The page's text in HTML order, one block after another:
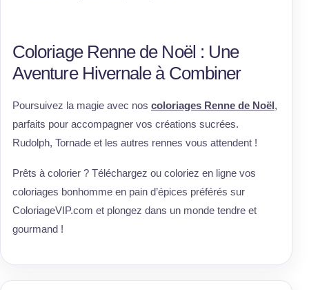
Coloriage Renne de Noël : Une
Aventure Hivernale à Combiner
Poursuivez la magie avec nos coloriages Renne de Noël,
parfaits pour accompagner vos créations sucrées.
Rudolph, Tornade et les autres rennes vous attendent !
Prêts à colorier ? Téléchargez ou coloriez en ligne vos
coloriages bonhomme en pain d’épices préférés sur
ColoriageVIP.com et plongez dans un monde tendre et
gourmand !